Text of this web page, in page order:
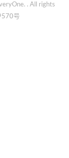
. All rights
号